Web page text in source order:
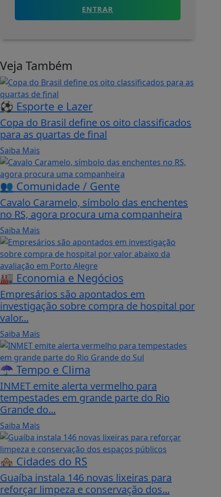
ENTRAR
Veja Também
⚽ Esporte e Lazer
Copa do Brasil define os oito classificados
para as quartas de final
Saiba Mais
👥 Comunidade / Gente
Cavalo Caramelo, símbolo das enchentes
no RS, agora procura uma companheira
Saiba Mais
🏭 Economia e Negócios
Empresários são apontados em
investigação sobre compra de hospital por
valor...
Saiba Mais
☂️ Tempo e Clima
INMET emite alerta vermelho para
tempestades em grande parte do Rio
Grande do...
Saiba Mais
🏘️ Cidades do RS
Guaíba instala 146 novas lixeiras para
reforçar limpeza e conservação dos...